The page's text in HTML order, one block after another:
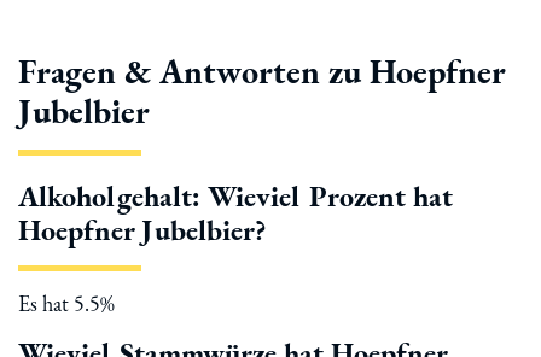
Fragen & Antworten zu Hoepfner
Jubelbier
Alkoholgehalt: Wieviel Prozent hat
Hoepfner Jubelbier?
Es hat 5.5%